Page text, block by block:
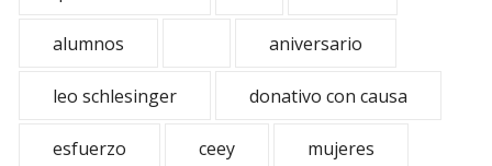
alumnos aniversario
leo schlesinger donativo con causa
esfuerzo ceey mujeres